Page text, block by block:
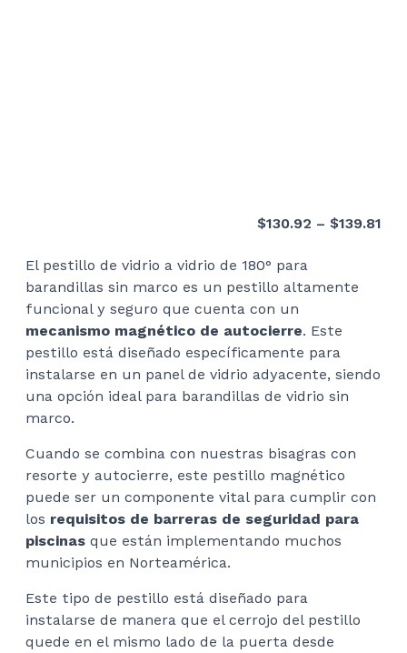
$130.92 – $139.81
El pestillo de vidrio a vidrio de 180° para
barandillas sin marco es un pestillo altamente
funcional y seguro que cuenta con un
mecanismo magnético de autocierre. Este
pestillo está diseñado específicamente para
instalarse en un panel de vidrio adyacente, siendo
una opción ideal para barandillas de vidrio sin
marco.
Cuando se combina con nuestras bisagras con
resorte y autocierre, este pestillo magnético
puede ser un componente vital para cumplir con
los requisitos de barreras de seguridad para
piscinas que están implementando muchos
municipios en Norteamérica.
Este tipo de pestillo está diseñado para
instalarse de manera que el cerrojo del pestillo
quede en el mismo lado de la puerta desde